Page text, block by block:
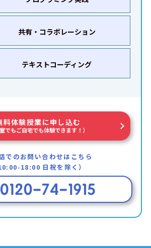
共有・コラボレーション
テキストコーディング
料体験授業に申し込む
室でもご自宅でも体験できます！）
でのお問い合わせはこちら
18:00 日祝を除く）